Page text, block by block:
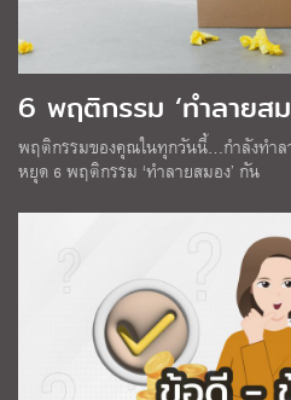
6 พฤติกรรม ‘ทำลายส
พฤติกรรมของคุณในทุกวันนี้…กำลังทำ
หยุด 6 พฤติกรรม ‘ทำลายสมอง’ กัน